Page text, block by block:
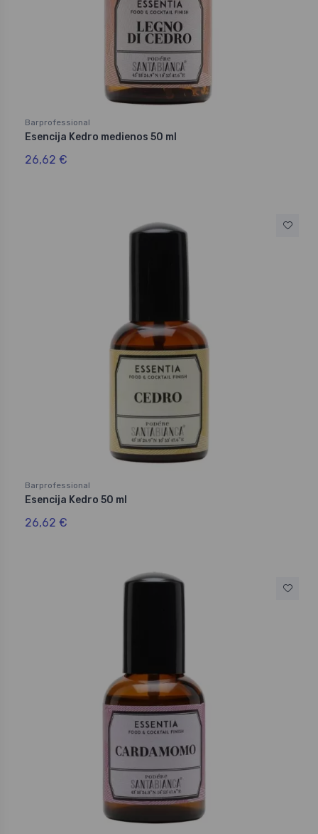
Barprofessional
Esencija Kedro medienos 50 ml
26,62 €
Barprofessional
Esencija Kedro 50 ml
26,62 €